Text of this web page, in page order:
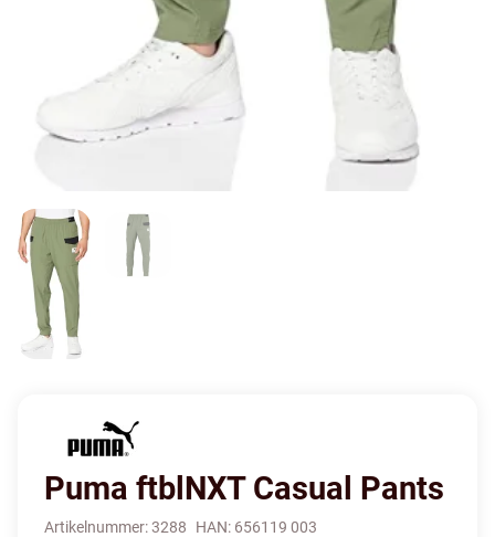
Puma ftblNXT Casual Pants
Artikelnummer:3288 HAN: 656119 003